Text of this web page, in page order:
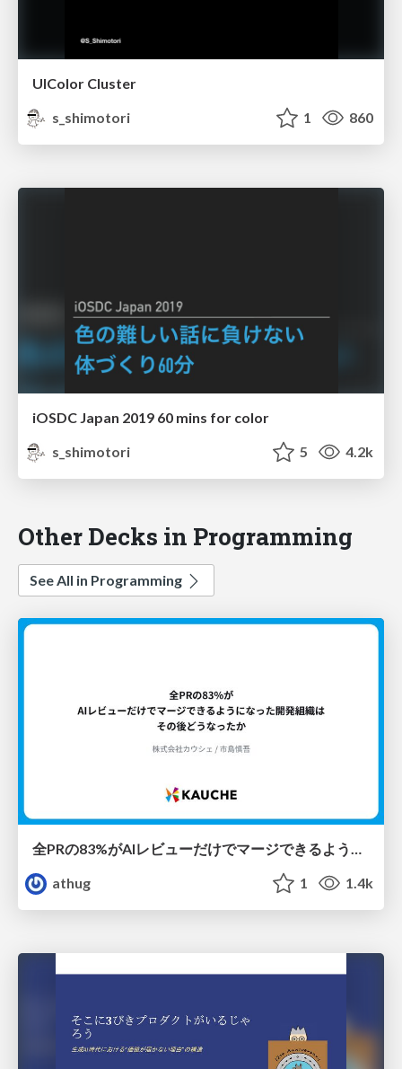
UIColor Cluster
s_shimotori
1 860
iOSDC Japan 2019 60 mins for color
s_shimotori
5 4.2k
Other Decks in Programming
See All in Programming
athug
1 1.4k